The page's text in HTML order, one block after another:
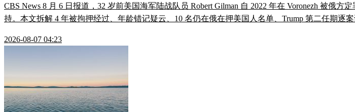
CBS News 8 月 6 日报道，32 岁前美国海军陆战队员 Robert Gilman 自 2022 年在 Voronezh 被俄
持。本文拆解 4 年被拘押经过、年龄错记疑云、10 名仍在俄在押美国人名单、Trump 第二任期逐
2026-08-07 04:23